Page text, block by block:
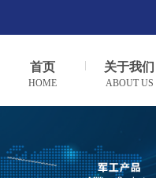
首页
HOME
关于我们
ABOUT US